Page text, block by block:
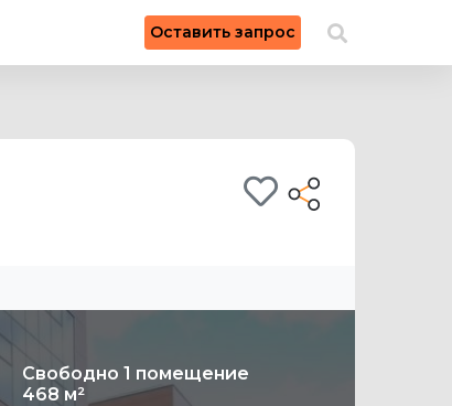
Оставить запрос
× Искать на карте
Свободно 1 помещение
468 м²